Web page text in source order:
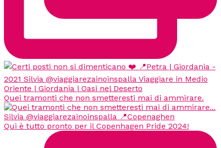
Quei tramonti che non smetteresti mai di ammirare.
Qui è tutto pronto per il Copenhagen Pride 2024!